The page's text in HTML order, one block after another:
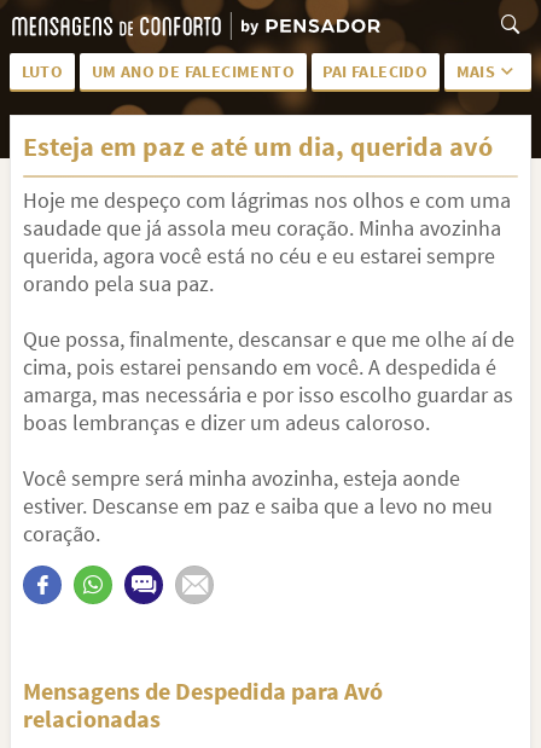
LUTO UM ANO DE FALECIMENTO PAI FALECIDO MAIS
LUTO PARA AMIGA PALAVRAS
SAUDADES DA MÃE
PÊSAMES PARA AMIGA DESCANSE EM PAZ
MEUS SENTIMENTOS PÊSAMES PARA AMIGO
FRASES DE LUTO PARA AMIGO
TODAS AS CATEGORIAS
Esteja em paz e até um dia, querida avó
Hoje me despeço com lágrimas nos olhos e com uma
saudade que já assola meu coração. Minha avozinha
querida, agora você está no céu e eu estarei sempre
orando pela sua paz.
Que possa, finalmente, descansar e que me olhe aí de
cima, pois estarei pensando em você. A despedida é
amarga, mas necessária e por isso escolho guardar as
boas lembranças e dizer um adeus caloroso.
Você sempre será minha avozinha, esteja aonde
estiver. Descanse em paz e saiba que a levo no meu
coração.
Mensagens de Despedida para Avó
relacionadas